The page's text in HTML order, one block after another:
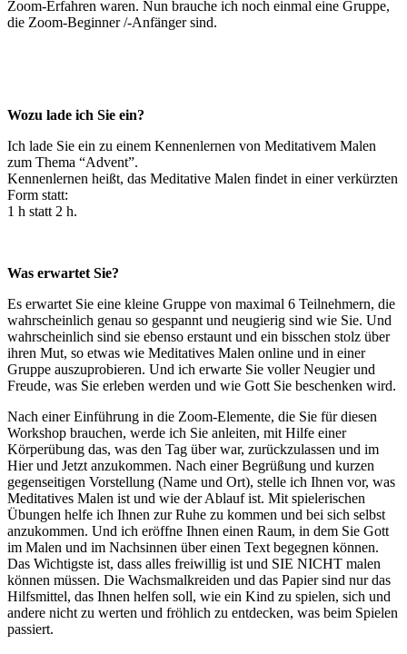
Zoom-Erfahren waren. Nun brauche ich noch einmal eine Gruppe,
die Zoom-Beginner /-Anfänger sind.
Wozu lade ich Sie ein?
Ich lade Sie ein zu einem Kennenlernen von Meditativem Malen
zum Thema “Advent”.
Kennenlernen heißt, das Meditative Malen findet in einer verkürzten
Form statt:
1 h statt 2 h.
Was erwartet Sie?
Es erwartet Sie eine kleine Gruppe von maximal 6 Teilnehmern, die
wahrscheinlich genau so gespannt und neugierig sind wie Sie. Und
wahrscheinlich sind sie ebenso erstaunt und ein bisschen stolz über
ihren Mut, so etwas wie Meditatives Malen online und in einer
Gruppe auszuprobieren. Und ich erwarte Sie voller Neugier und
Freude, was Sie erleben werden und wie Gott Sie beschenken wird.
Nach einer Einführung in die Zoom-Elemente, die Sie für diesen
Workshop brauchen, werde ich Sie anleiten, mit Hilfe einer
Körperübung das, was den Tag über war, zurückzulassen und im
Hier und Jetzt anzukommen. Nach einer Begrüßung und kurzen
gegenseitigen Vorstellung (Name und Ort), stelle ich Ihnen vor, was
Meditatives Malen ist und wie der Ablauf ist. Mit spielerischen
Übungen helfe ich Ihnen zur Ruhe zu kommen und bei sich selbst
anzukommen. Und ich eröffne Ihnen einen Raum, in dem Sie Gott
im Malen und im Nachsinnen über einen Text begegnen können.
Das Wichtigste ist, dass alles freiwillig ist und SIE NICHT malen
können müssen. Die Wachsmalkreiden und das Papier sind nur das
Hilfsmittel, das Ihnen helfen soll, wie ein Kind zu spielen, sich und
andere nicht zu werten und fröhlich zu entdecken, was beim Spielen
passiert.